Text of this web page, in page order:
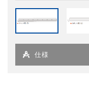
仕様